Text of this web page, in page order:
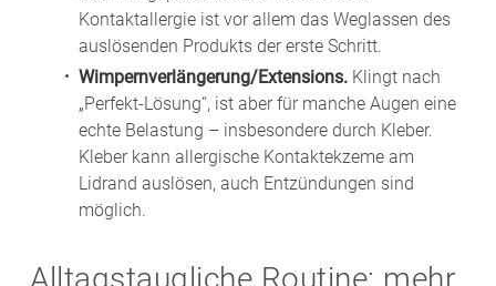
Kontaktallergie ist vor allem das Weglassen des
auslösenden Produkts der erste Schritt.
Wimpernverlängerung/Extensions. Klingt nach
„Perfekt-Lösung“, ist aber für manche Augen eine
echte Belastung – insbesondere durch Kleber.
Kleber kann allergische Kontaktekzeme am
Lidrand auslösen, auch Entzündungen sind
möglich.
Alltagstaugliche Routine: mehr